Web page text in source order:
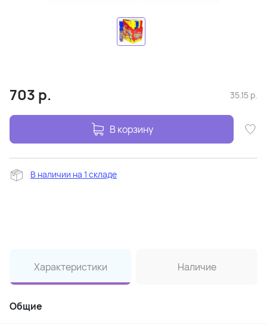
703 р. 35.15 р.
В корзину
В наличии на 1 складе
Характеристики Наличие
Общие